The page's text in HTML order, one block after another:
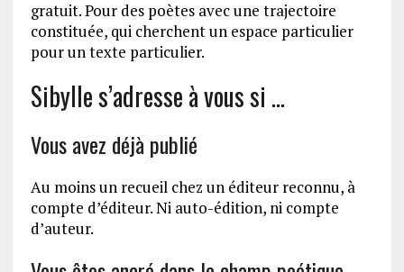
gratuit. Pour des poètes avec une trajectoire
constituée, qui cherchent un espace particulier
pour un texte particulier.
Sibylle s’adresse à vous si …
Vous avez déjà publié
Au moins un recueil chez un éditeur reconnu, à
compte d’éditeur. Ni auto-édition, ni compte
d’auteur.